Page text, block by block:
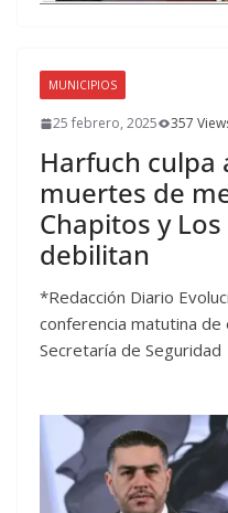
MUNICIPIOS
25 febrero, 2025 357
Harfuch culpa
muertes de
Chapitos y
debilitan
*Redacción Diario
conferencia matutina
Secretaría de Seguridad